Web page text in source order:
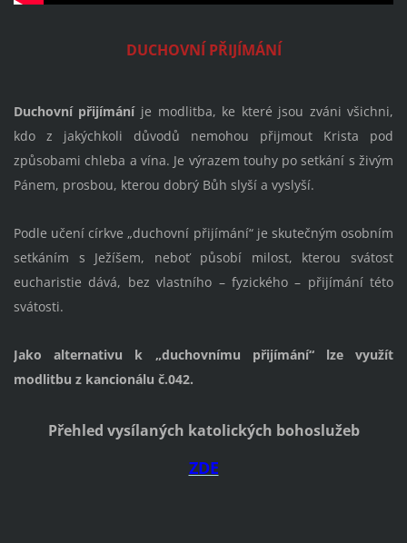
DUCHOVNÍ PŘIJÍMÁNÍ
Duchovní přijímáníje modlitba, ke které jsou zváni všichni,
kdo z jakýchkoli důvodů nemohou přijmout Krista pod
způsobami chleba a vína. Je výrazem touhy po setkání s živým
Pánem, prosbou, kterou dobrý Bůh slyší a vyslyší.
Podle učení církve „duchovní přijímání“ je skutečným osobním
setkáním s Ježíšem, neboť působí milost, kterou svátost
eucharistie dává, bez vlastního – fyzického – přijímání této
svátosti.
Jako alternativu k „duchovnímu přijímání“ lze využít
modlitbu z kancionálu č.042.
Přehled vysílaných katolických bohoslužeb
ZDE